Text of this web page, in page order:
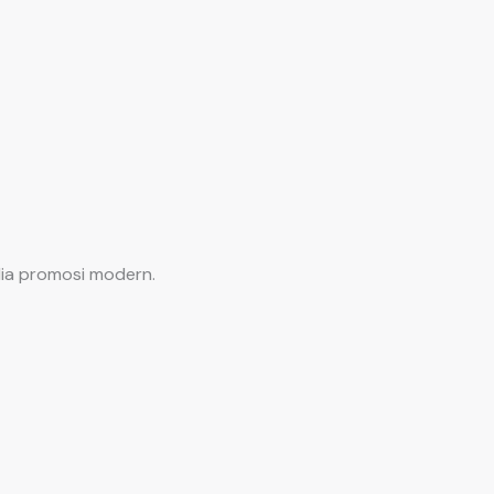
promosi modern.